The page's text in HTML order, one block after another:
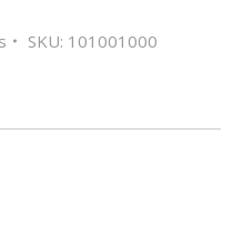
SKU: 101001000